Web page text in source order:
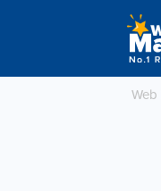
Web